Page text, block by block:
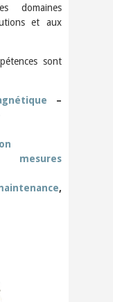
domaines
et aux
sont
–
,